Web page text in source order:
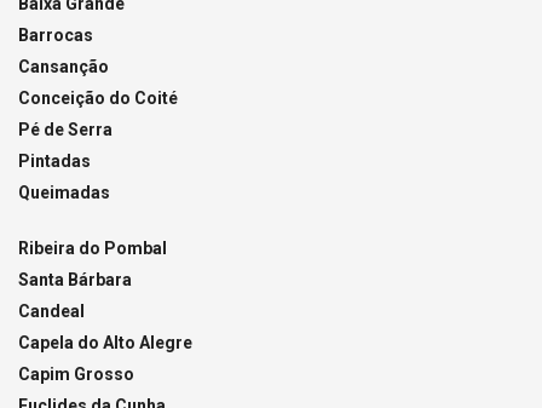
Baixa Grande
Barrocas
Cansanção
Conceição do Coité
Pé de Serra
Pintadas
Queimadas
Ribeira do Pombal
Santa Bárbara
Candeal
Capela do Alto Alegre
Capim Grosso